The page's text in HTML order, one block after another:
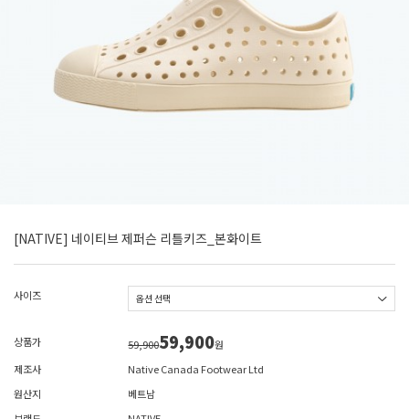
[NATIVE] 네이티브 제퍼슨 리틀키즈_본화이트
사이즈
상품가 59,90059,900원
제조사
Native Canada Footwear Ltd
원산지
베트남